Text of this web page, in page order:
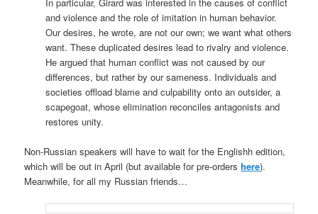
and violence and the role of imitation in human behavior.
Our desires, he wrote, are not our own; we want what others
want. These duplicated desires lead to rivalry and violence.
He argued that human conflict was not caused by our
differences, but rather by our sameness. Individuals and
societies offload blame and culpability onto an outsider, a
scapegoat, whose elimination reconciles antagonists and
restores unity.
Non-Russian speakers will have to wait for the Englishh edition,
which will be out in April (but available for pre-ordershere).
Meanwhile, for all my Russian friends…